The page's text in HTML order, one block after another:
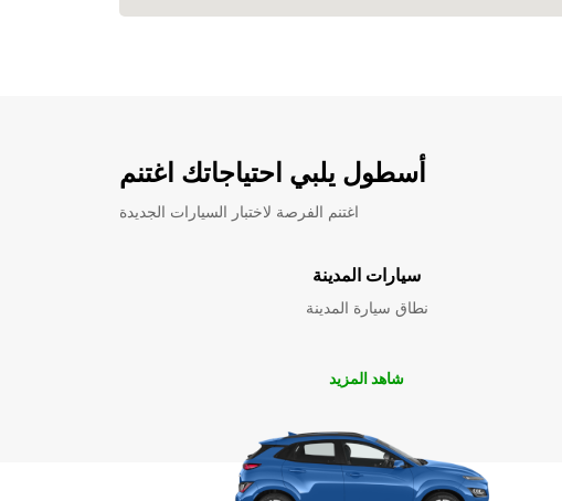
أسطول يلبي احتياجاتك اغتنم
اغتنم الفرصة لاختبار السيارات الجديدة
سيارات المدينة
نطاق سيارة المدينة
شاهد المزيد